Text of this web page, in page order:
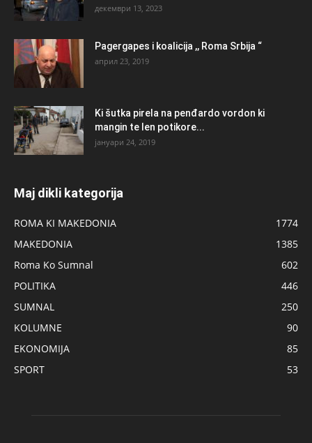
декември 13, 2023
Pagergapes i koalicija ,, Roma Srbija “
април 23, 2019
Ki šutka pirela na penđardo vordon ki
mangin te len potikore...
јануари 24, 2019
Maj dikli kategorija
ROMA KI MAKEDONIA
1774
MAKEDONIA
1385
Roma Ko Sumnal
602
POLITIKA
446
SUMNAL
250
KOLUMNE
90
EKONOMIJA
85
SPORT
53